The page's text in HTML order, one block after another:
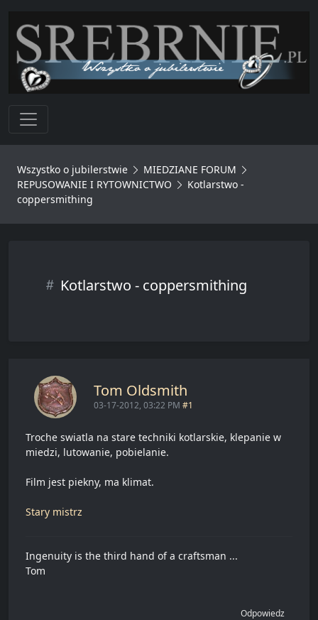
Toggle navigation
Wszystko o jubilerstwie
MIEDZIANE FORUM
REPUSOWANIE I RYTOWNICTWO
Kotlarstwo -
coppersmithing
Kotlarstwo - coppersmithing
Tom Oldsmith
03-17-2012, 03:22 PM #1
Troche swiatla na stare techniki kotlarskie, klepanie w
miedzi, lutowanie, pobielanie.
Film jest piekny, ma klimat.
Stary mistrz
Ingenuity is the third hand of a craftsman ...
Tom
Odpowiedz